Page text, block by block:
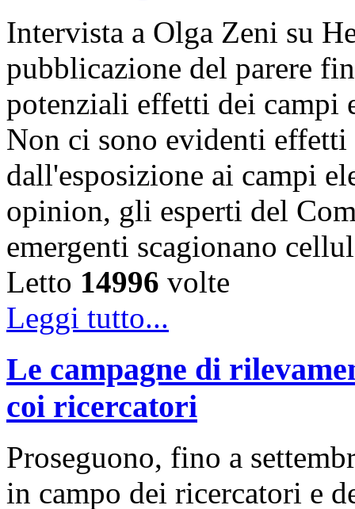
Intervista a Olga Zeni su
pubblicazione del parere
potenziali effetti dei
Non ci sono evidenti
dall'esposizione ai campi
opinion, gli esperti del
emergenti scagionano
Letto 14996 volte
Leggi tutto...
Le campagne di
coi ricercatori
Proseguono, fino a
in campo dei ricercatori e